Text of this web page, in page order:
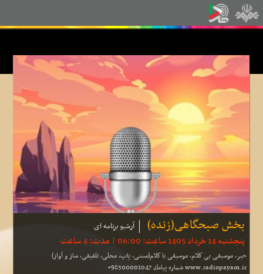
بخش صبحگاهی(زنده) آرشیو برنامه ای
پنجشنبه 14 خرداد 1405 ساعت: 06:00 | مدت: 4 ساعت
خبر، موسیقی بی كلام، موسیقی با كلام(سنتی، پاپ، محلی، تلفیقی، ساز و آواز)
www.radiopayam.ir شماره پیامك 98300001047+